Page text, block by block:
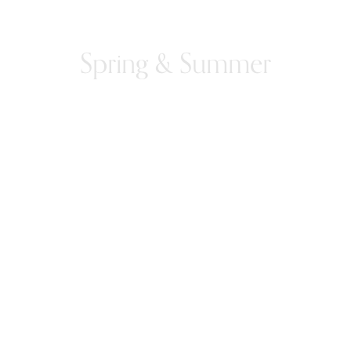
Spring & Summer